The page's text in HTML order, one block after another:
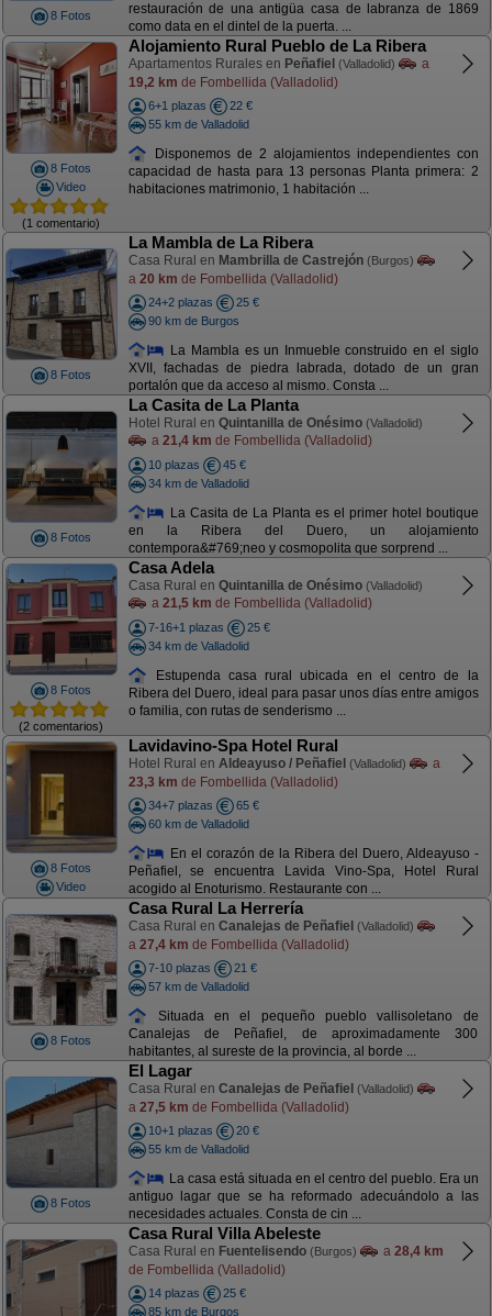
8 Fotos
restauración de una antigüa casa de labranza de 1869
como data en el dintel de la puerta. ...
8 Fotos
Video
(1 comentario)
Alojamiento Rural Pueblo de La Ribera
Apartamentos Rurales en Peñafiel (Valladolid)
a
19,2 km de Fombellida (Valladolid)
6+1 plazas
22 €
55 km de Valladolid
Disponemos de 2 alojamientos independientes con
capacidad de hasta para 13 personas Planta primera: 2
habitaciones matrimonio, 1 habitación ...
8 Fotos
La Mambla de La Ribera
Casa Rural en Mambrilla de Castrejón (Burgos)
a 20 km de Fombellida (Valladolid)
24+2 plazas
25 €
90 km de Burgos
La Mambla es un Inmueble construido en el siglo
XVII, fachadas de piedra labrada, dotado de un gran
portalón que da acceso al mismo. Consta ...
8 Fotos
La Casita de La Planta
Hotel Rural en Quintanilla de Onésimo (Valladolid)
a 21,4 km de Fombellida (Valladolid)
10 plazas
45 €
34 km de Valladolid
La Casita de La Planta es el primer hotel boutique
en la Ribera del Duero, un alojamiento
contempora&#769;neo y cosmopolita que sorprend ...
8 Fotos
(2 comentarios)
Casa Adela
Casa Rural en Quintanilla de Onésimo (Valladolid)
a 21,5 km de Fombellida (Valladolid)
7-16+1 plazas
25 €
34 km de Valladolid
Estupenda casa rural ubicada en el centro de la
Ribera del Duero, ideal para pasar unos días entre amigos
o familia, con rutas de senderismo ...
8 Fotos
Video
Lavidavino-Spa Hotel Rural
Hotel Rural en Aldeayuso / Peñafiel (Valladolid)
a
23,3 km de Fombellida (Valladolid)
34+7 plazas
65 €
60 km de Valladolid
En el corazón de la Ribera del Duero, Aldeayuso -
Peñafiel, se encuentra Lavida Vino-Spa, Hotel Rural
acogido al Enoturismo. Restaurante con ...
8 Fotos
Casa Rural La Herrería
Casa Rural en Canalejas de Peñafiel (Valladolid)
a 27,4 km de Fombellida (Valladolid)
7-10 plazas
21 €
57 km de Valladolid
Situada en el pequeño pueblo vallisoletano de
Canalejas de Peñafiel, de aproximadamente 300
habitantes, al sureste de la provincia, al borde ...
8 Fotos
El Lagar
Casa Rural en Canalejas de Peñafiel (Valladolid)
a 27,5 km de Fombellida (Valladolid)
10+1 plazas
20 €
55 km de Valladolid
La casa está situada en el centro del pueblo. Era un
antiguo lagar que se ha reformado adecuándolo a las
necesidades actuales. Consta de cin ...
Casa Rural Villa Abeleste
Casa Rural en Fuentelisendo (Burgos) a 28,4 km
de Fombellida (Valladolid)
14 plazas
25 €
85 km de Burgos